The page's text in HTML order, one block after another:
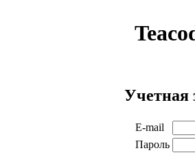
Учетная
E-mail
Пароль